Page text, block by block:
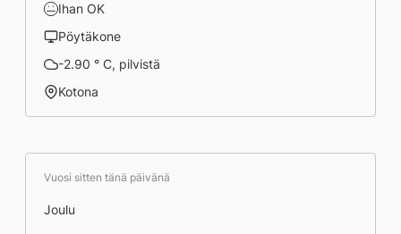
Ihan OK
Pöytäkone
-2.90 ° C, pilvistä
Kotona
Vuosi sitten tänä päivänä
Joulu